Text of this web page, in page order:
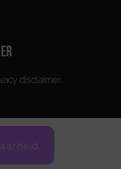
disclaimer.